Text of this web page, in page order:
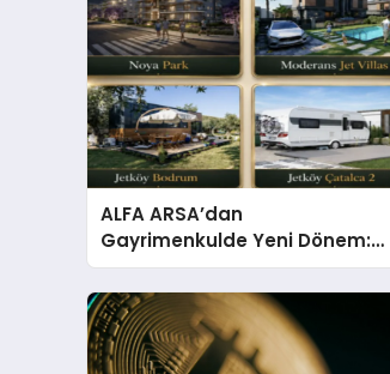
ALFA ARSA’dan
Gayrimenkulde Yeni Dönem:
Premium Yaşam ve Yatırım
Fırsatları Bir Arada